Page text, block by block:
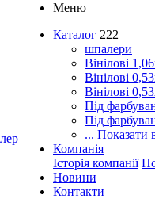
Меню
Каталог 222
шпалери
Вінілові
Вінілові
Вінілові
Під
Під
... Показати
Компанія
Історія компанії
Новини
Контакти